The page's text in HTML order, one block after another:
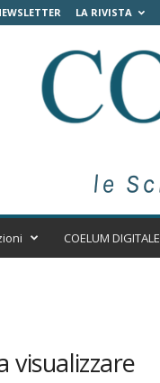
LA RIVISTA
COELUM DIGITALE
visualizzare